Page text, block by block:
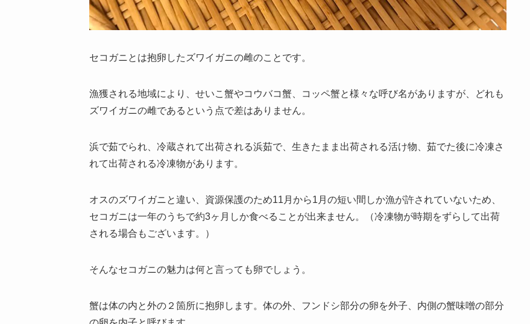
セコガニとは抱卵したズワイガニの雌のことです。
漁獲される地域により、せいこ蟹やコウバコ蟹、コッペ蟹と様々な呼び名がありますが、どれも
ズワイガニの雌であるという点で差はありません。
浜で茹でられ、冷蔵されて出荷される浜茹で、生きたまま出荷される活け物、茹でた後に冷凍さ
れて出荷される冷凍物があります。
オスのズワイガニと違い、資源保護のため11月から1月の短い間しか漁が許されていないため、
セコガニは一年のうちで約3ヶ月しか食べることが出来ません。（冷凍物が時期をずらして出荷
される場合もございます。）
そんなセコガニの魅力は何と言っても卵でしょう。
蟹は体の内と外の２箇所に抱卵します。体の外、フンドシ部分の卵を外子、内側の蟹味噌の部分